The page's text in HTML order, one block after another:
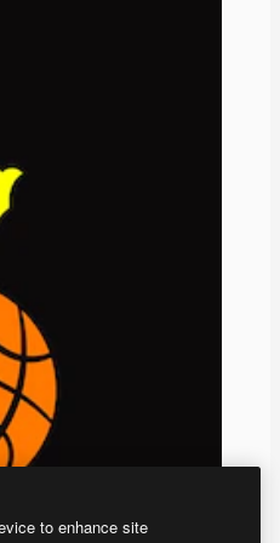
to enhance site